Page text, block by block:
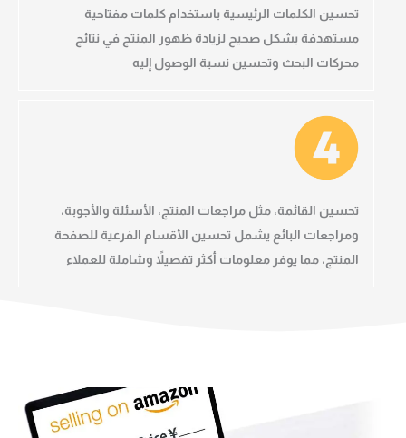
تحسين الكلمات الرئيسية باستخدام كلمات مفتاحية
مستهدفة بشكل صحيح لزيادة ظهور المنتج في نتائج
محركات البحث وتحسين نسبة الوصول إليه
تحسين القائمة، مثل مراجعات المنتج، الأسئلة والأجوبة،
ومراجعات البائع يشمل تحسين الأقسام الفرعية للصفحة
المنتج، مما يوفر معلومات أكثر تفصيلاً وشاملة للعملاء